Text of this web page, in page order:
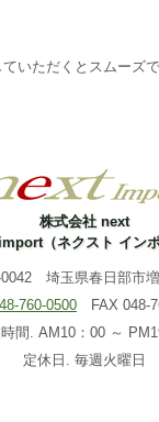
いただくとスムーズ
株式会社 next
（ネクスト イン
0042 埼玉県春日部市
760-0500 FAX 048-
間. AM10：00 ～
定休日. 毎週火曜日